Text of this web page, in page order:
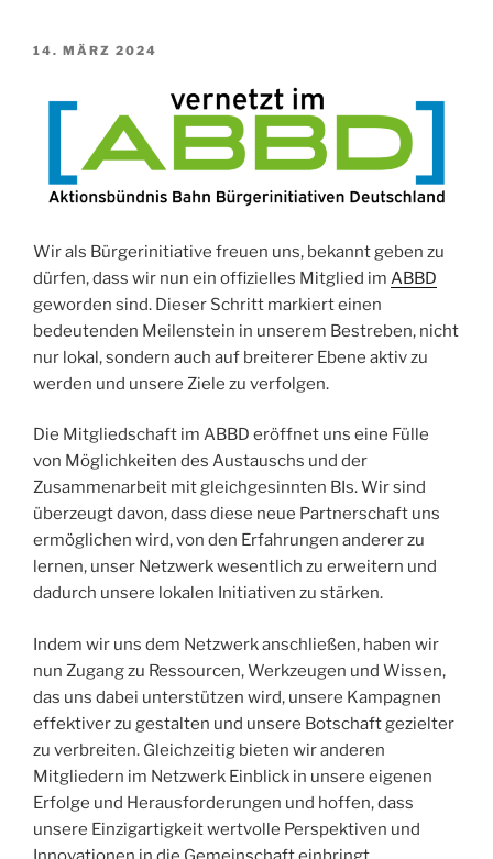
VERÖFFENTLICHT
14. MÄRZ 2024
Wir als Bürgerinitiative freuen uns, bekannt geben zu
dürfen, dass wir nun ein offizielles Mitglied im ABBD
geworden sind. Dieser Schritt markiert einen
bedeutenden Meilenstein in unserem Bestreben, nicht
nur lokal, sondern auch auf breiterer Ebene aktiv zu
werden und unsere Ziele zu verfolgen.
Die Mitgliedschaft im ABBD eröffnet uns eine Fülle
von Möglichkeiten des Austauschs und der
Zusammenarbeit mit gleichgesinnten BIs. Wir sind
überzeugt davon, dass diese neue Partnerschaft uns
ermöglichen wird, von den Erfahrungen anderer zu
lernen, unser Netzwerk wesentlich zu erweitern und
dadurch unsere lokalen Initiativen zu stärken.
Indem wir uns dem Netzwerk anschließen, haben wir
nun Zugang zu Ressourcen, Werkzeugen und Wissen,
das uns dabei unterstützen wird, unsere Kampagnen
effektiver zu gestalten und unsere Botschaft gezielter
zu verbreiten. Gleichzeitig bieten wir anderen
Mitgliedern im Netzwerk Einblick in unsere eigenen
Erfolge und Herausforderungen und hoffen, dass
unsere Einzigartigkeit wertvolle Perspektiven und